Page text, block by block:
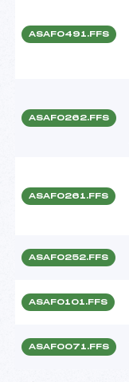
ASAF0491.FFS
ASAF0262.FFS
ASAF0261.FFS
ASAF0252.FFS
ASAF0101.FFS
ASAF0071.FFS